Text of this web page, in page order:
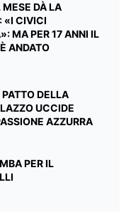
DÀ LA
«I CIVICI
MA PER 17 ANNI IL
ANDATO
DELLA
UCCIDE
AZZURRA
PER IL